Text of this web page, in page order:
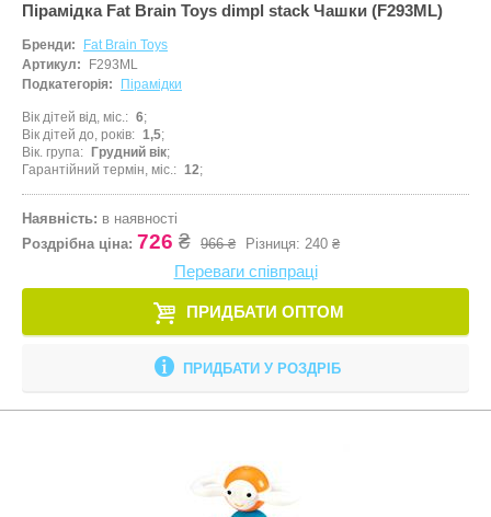
Пірамідка Fat Brain Toys dimpl stack Чашки (F293ML)
Бренди:
Fat Brain Toys
Артикул:
F293ML
Подкатегорія:
Пірамідки
Вік дітей від, міс.
6
Вік дітей до, років
1,5
Вік. група
Грудний вік
Гарантійний термін, міс.
12
Наявність: в наявності
Роздрібна ціна: 726 ₴ 966 ₴ Різниця: 240 ₴
Переваги співпраці
ПРИДБАТИ ОПТОМ
ПРИДБАТИ У РОЗДРІБ